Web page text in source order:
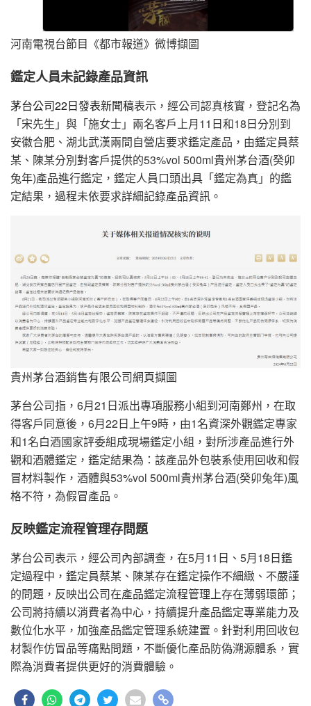
河南電視台節目《都市報道》微博擷圖
鑑定人員未記錄產品資訊
茅台公司22日發表新聞稿表示，經公司認真核實，登記名為
「宋先生」與「施女士」兩名客戶上月11日和18日分別到
安徽合肥、湖北武漢兩間自營店要求鑑定產品，由鑑定員蔡
某、陳某分別對客戶提供的53%vol 500ml貴州茅台酒(癸卯
兔年)產品進行鑑定，鑑定人員口頭出具「鑑定為真」的鑑
定結果，過程未依要求詳細記錄產品資訊。
貴州茅台酒銷售有限公司網頁擷圖
茅台公司指，6月21日派出專項服務小組到河南鄭州，在取
得客戶同意後，6月22日上午9時，由1名資深外觀鑑定專家
和1名白酒國家評委組成現場鑑定小組，對所涉產品進行外
觀和酒體鑑定，鑑定結果為：該產品外包裝系使用回收和假
冒材料製作，酒體與53%vol 500ml貴州茅台酒(癸卯兔年)風
格不符，為假冒產品。
反映鑑定流程管理存問題
茅台公司表示，經公司內部調查，在5月11日、5月18日鑑
定過程中，鑑定員蔡某、陳某存在鑑定操作不細緻、不嚴謹
的問題，反映出公司在產品鑑定流程管理上存在薄弱環節；
公司將持續以消費者為中心，持續提升產品鑑定專業能力及
數位化水平，加強產品鑑定管理系統建置。針對利用回收包
材製作仿冒品等痛點問題，不斷優化產品防偽溯源體系，實
際為消費者提供更好的消費體驗。